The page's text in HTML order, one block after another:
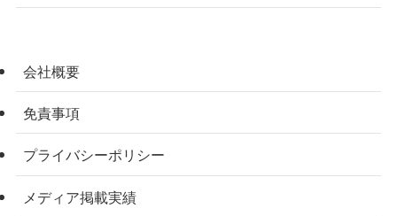
会社概要
免責事項
プライバシーポリシー
メディア掲載実績